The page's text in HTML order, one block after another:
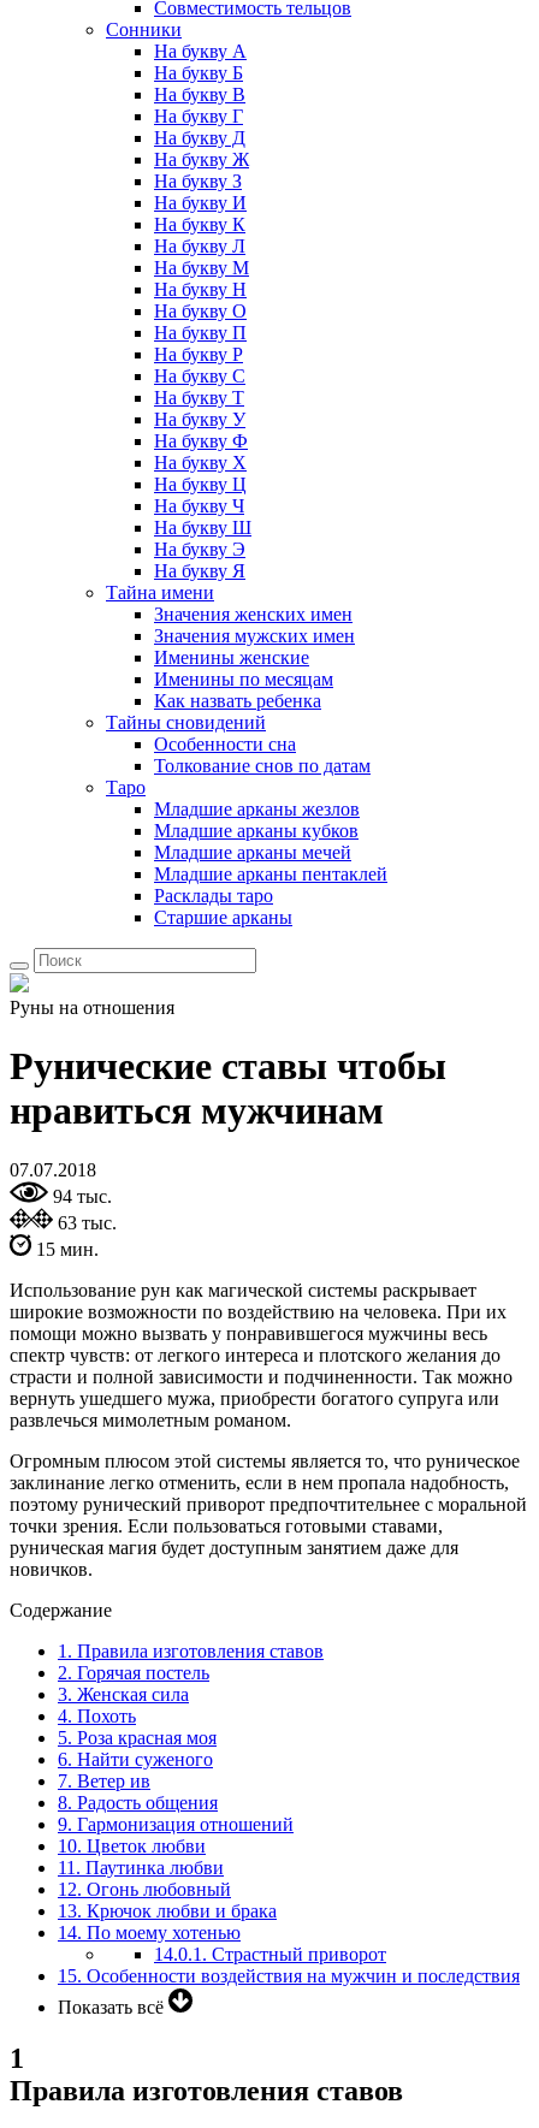
Совместимость тельцов
Сонники
На букву А
На букву Б
На букву В
На букву Г
На букву Д
На букву Ж
На букву З
На букву И
На букву К
На букву Л
На букву М
На букву Н
На букву О
На букву П
На букву Р
На букву С
На букву Т
На букву У
На букву Ф
На букву Х
На букву Ц
На букву Ч
На букву Ш
На букву Э
На букву Я
Тайна имени
Значения женских имен
Значения мужских имен
Именины женские
Именины по месяцам
Как назвать ребенка
Тайны сновидений
Особенности сна
Толкование снов по датам
Таро
Младшие арканы жезлов
Младшие арканы кубков
Младшие арканы мечей
Младшие арканы пентаклей
Расклады таро
Старшие арканы
Руны на отношения
Рунические ставы чтобы
нравиться мужчинам
07.07.2018
94 тыс.
63 тыс.
15 мин.
Использование рун как магической системы раскрывает
широкие возможности по воздействию на человека. При их
помощи можно вызвать у понравившегося мужчины весь
спектр чувств: от легкого интереса и плотского желания до
страсти и полной зависимости и подчиненности. Так можно
вернуть ушедшего мужа, приобрести богатого супруга или
развлечься мимолетным романом.
Огромным плюсом этой системы является то, что руническое
заклинание легко отменить, если в нем пропала надобность,
поэтому рунический приворот предпочтительнее с моральной
точки зрения. Если пользоваться готовыми ставами,
руническая магия будет доступным занятием даже для
новичков.
Содержание
1. Правила изготовления ставов
2. Горячая постель
3. Женская сила
4. Похоть
5. Роза красная моя
6. Найти суженого
7. Ветер ив
8. Радость общения
9. Гармонизация отношений
10. Цветок любви
11. Паутинка любви
12. Огонь любовный
13. Крючок любви и брака
14. По моему хотенью
14.0.1. Страстный приворот
15. Особенности воздействия на мужчин и последствия
Показать всё
1
Правила изготовления ставов